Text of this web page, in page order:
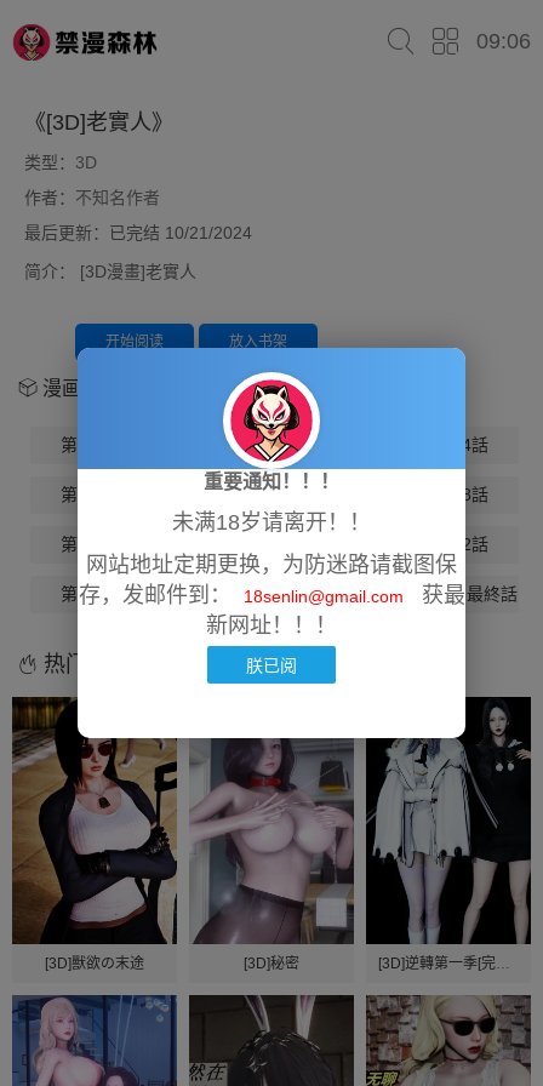
09:06
《[3D]老實人》
类型： 3D
作者： 不知名作者
最后更新：已完结 10/21/2024
简介：
[3D漫畫]老實人
开始阅读 放入书架
漫画章节
第01話 第02話 第03話 第04話
第05話 第06話 第07話 第08話
第09話 第12話
第13話 第14話 第15話 第16話-最終話
热门漫画
[3D]獸欲の末途 [3D]秘密 [3D]逆轉第一季[完整版]
重要通知！！！
未满18岁请离开！！
网站地址定期更换，为防迷路请截图保
存，发邮件到：
18senlin@gmail.com
获最
新网址！！！
朕已阅